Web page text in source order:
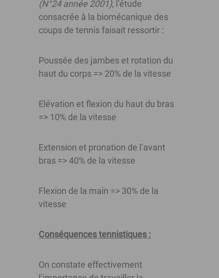
(N°24 année 2001), l’étude
consacrée à la biomécanique des
coups de tennis faisait ressortir :
Poussée des jambes et rotation du
haut du corps => 20% de la vitesse
Elévation et flexion du haut du bras
=> 10% de la vitesse
Extension et pronation de l’avant
bras => 40% de la vitesse
Flexion de la main => 30% de la
vitesse
Conséquences tennistiques :
On constate effectivement